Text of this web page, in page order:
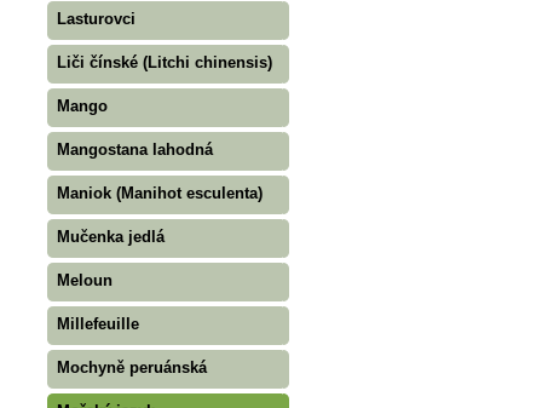
Lasturovci
Liči čínské (Litchi chinensis)
Mango
Mangostana lahodná
Maniok (Manihot esculenta)
Mučenka jedlá
Meloun
Millefeuille
Mochyně peruánská